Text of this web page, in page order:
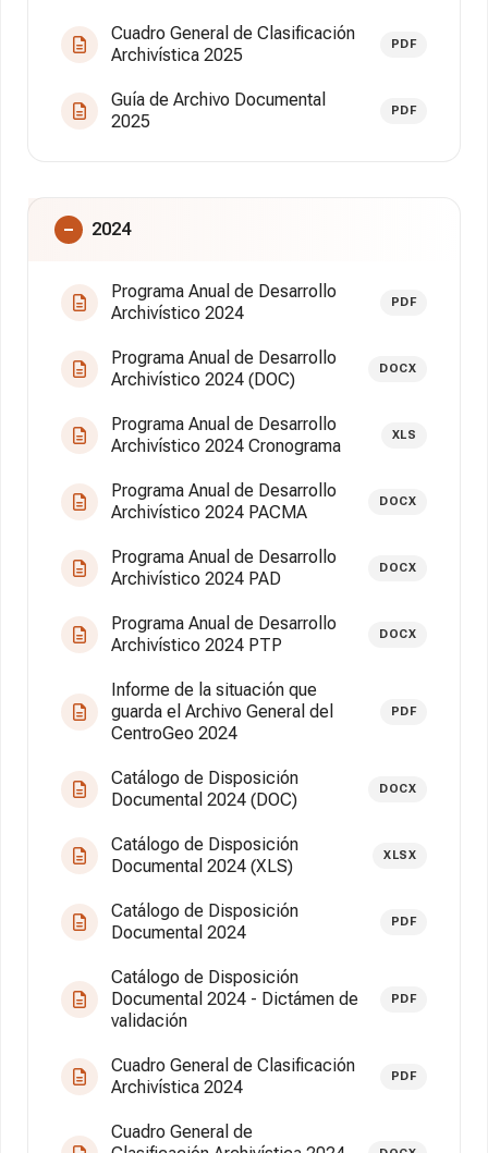
Cuadro General de Clasificación
Archivística 2025
PDF
Guía de Archivo Documental
2025
PDF
2024
Programa Anual de Desarrollo
Archivístico 2024
PDF
Programa Anual de Desarrollo
Archivístico 2024 (DOC)
DOCX
Programa Anual de Desarrollo
Archivístico 2024 Cronograma
XLS
Programa Anual de Desarrollo
Archivístico 2024 PACMA
DOCX
Programa Anual de Desarrollo
Archivístico 2024 PAD
DOCX
Programa Anual de Desarrollo
Archivístico 2024 PTP
DOCX
Informe de la situación que
guarda el Archivo General del
CentroGeo 2024
PDF
Catálogo de Disposición
Documental 2024 (DOC)
DOCX
Catálogo de Disposición
Documental 2024 (XLS)
XLSX
Catálogo de Disposición
Documental 2024
PDF
Catálogo de Disposición
Documental 2024 - Dictámen de
validación
PDF
Cuadro General de Clasificación
Archivística 2024
PDF
Cuadro General de